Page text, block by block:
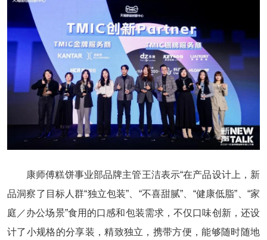
康师傅糕饼事业部品牌主管王洁表示“在产品设计上，新
品洞察了目标人群“独立包装”、“不喜甜腻”、“健康低脂”、“家
庭／办公场景”食用的口感和包装需求，不仅口味创新，还设
计了小规格的分享装，精致独立，携带方便，能够随时随地